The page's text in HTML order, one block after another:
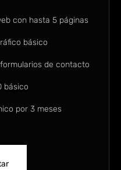
con hasta 5 páginas
básico
de contacto
básico
por 3 meses